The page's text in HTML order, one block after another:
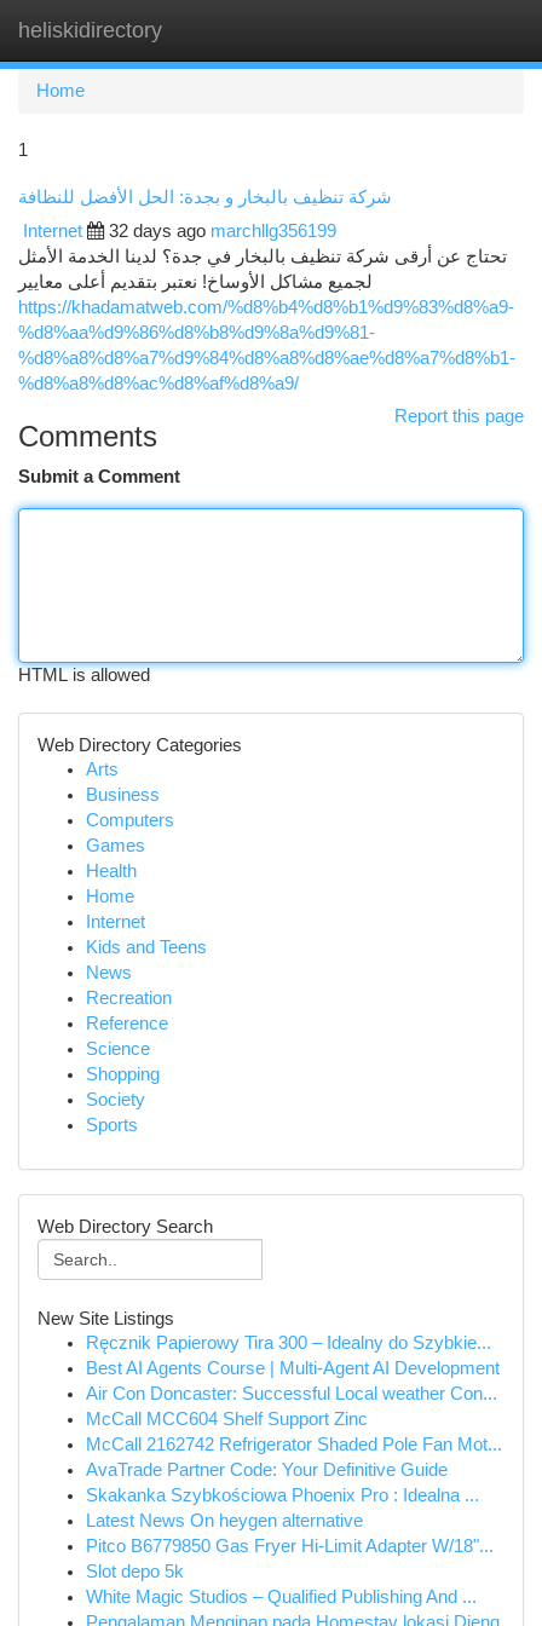
heliskidirectory
Home
1
شركة تنظيف بالبخار و بجدة: الحل الأفضل للنظافة
Internet 32 days ago marchllg356199
تحتاج عن أرقى شركة تنظيف بالبخار في جدة؟ لدينا الخدمة الأمثل
لجميع مشاكل الأوساخ! نعتبر بتقديم أعلى معايير
https://khadamatweb.com/%d8%b4%d8%b1%d9%83%d8%a9-
%d8%aa%d9%86%d8%b8%d9%8a%d9%81-
%d8%a8%d8%a7%d9%84%d8%a8%d8%ae%d8%a7%d8%b1-
%d8%a8%d8%ac%d8%af%d8%a9/
Report this page
Comments
Submit a Comment
HTML is allowed
Web Directory Categories
Arts
Business
Computers
Games
Health
Home
Internet
Kids and Teens
News
Recreation
Reference
Science
Shopping
Society
Sports
Web Directory Search
New Site Listings
Ręcznik Papierowy Tira 300 – Idealny do Szybkie...
Best AI Agents Course | Multi-Agent AI Development
Air Con Doncaster: Successful Local weather Con...
McCall MCC604 Shelf Support Zinc
McCall 2162742 Refrigerator Shaded Pole Fan Mot...
AvaTrade Partner Code: Your Definitive Guide
Skakanka Szybkościowa Phoenix Pro : Idealna ...
Latest News On heygen alternative
Pitco B6779850 Gas Fryer Hi-Limit Adapter W/18"...
Slot depo 5k
White Magic Studios – Qualified Publishing And ...